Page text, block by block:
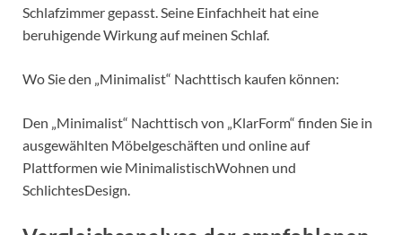
Schlafzimmer gepasst. Seine Einfachheit hat eine
beruhigende Wirkung auf meinen Schlaf.
Wo Sie den „Minimalist“ Nachttisch kaufen können:
Den „Minimalist“ Nachttisch von „KlarForm“ finden Sie in
ausgewählten Möbelgeschäften und online auf
Plattformen wie MinimalistischWohnen und
SchlichtesDesign.